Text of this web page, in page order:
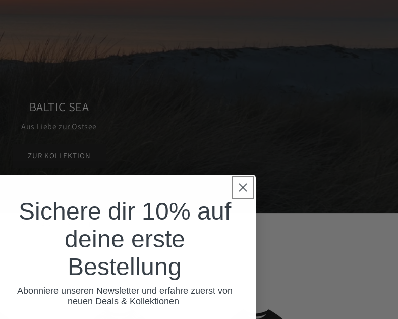
Wingfoil
Aus der Leidenschaft zum Fliegen
ZUR KOLLEKTION
Sichere dir 10% auf
deine erste
Bestellung
Abonniere unseren Newsletter und erfahre zuerst von
neuen Deals & Kollektionen